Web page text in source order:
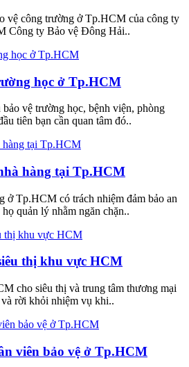
vệ công trường ở Tp.HCM của công ty
Công ty Bảo vệ Đông Hải..
học ở Tp.HCM
vệ trường học, bệnh viện, phòng
tiên bạn cần quan tâm đó..
hàng tại Tp.HCM
ở Tp.HCM có trách nhiệm đảm bảo an
quản lý nhằm ngăn chặn..
thị khu vực HCM
cho siêu thị và trung tâm thương mại
rời khỏi nhiệm vụ khi..
viên bảo vệ ở Tp.HCM